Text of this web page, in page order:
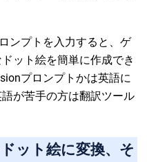
ンプトを入力すると、ゲ
ット絵を簡単に作成でき
プロンプトかは英語に
が苦手の方は翻訳ツール
ット絵に変換、そ